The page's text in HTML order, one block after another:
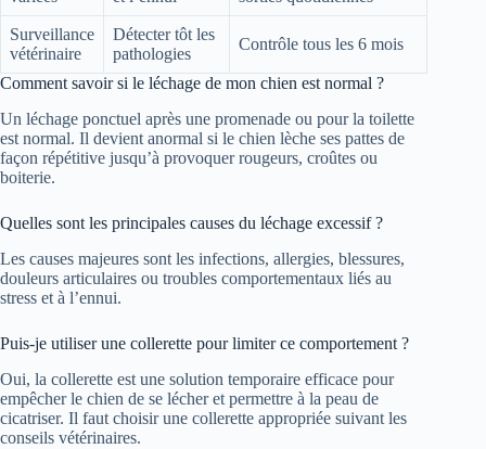
Surveillance
vétérinaire
Détecter tôt les
pathologies
Contrôle tous les 6 mois
Comment savoir si le léchage de mon chien est normal ?
Un léchage ponctuel après une promenade ou pour la toilette
est normal. Il devient anormal si le chien lèche ses pattes de
façon répétitive jusqu’à provoquer rougeurs, croûtes ou
boiterie.
Quelles sont les principales causes du léchage excessif ?
Les causes majeures sont les infections, allergies, blessures,
douleurs articulaires ou troubles comportementaux liés au
stress et à l’ennui.
Puis-je utiliser une collerette pour limiter ce comportement ?
Oui, la collerette est une solution temporaire efficace pour
empêcher le chien de se lécher et permettre à la peau de
cicatriser. Il faut choisir une collerette appropriée suivant les
conseils vétérinaires.